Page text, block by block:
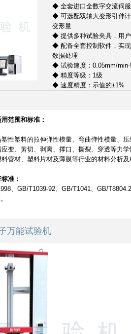
◆ 全套进口全数字交流伺
◆ 可选配双轴大变形引伸
变形量
◆ 提供多种试验夹具，用
◆ 配备全套控制软件，实
数据处理
◆ 试验速度：0.05mm/min-
◆ 精度等级：1级
◆ 速度精度：示值的±1%
范围和标准：
性塑料的拉伸弹性模量、弯曲弹性模量、
变、剪切、剥离、撑口、撕裂、穿透等力
管材、塑料片材及薄膜等行业的材料分析及
准：
、GB/T1039-92、GB/T1041、GB/
万能试验机